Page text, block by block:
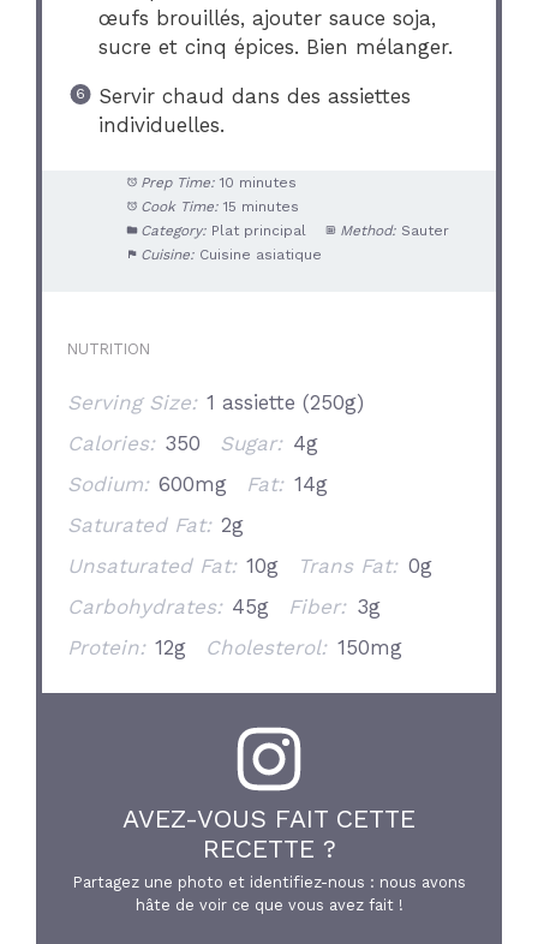
œufs brouillés, ajouter sauce soja,
sucre et cinq épices. Bien mélanger.
Servir chaud dans des assiettes
individuelles.
Prep Time: 10 minutes
Cook Time: 15 minutes
Category: Plat principal Method: Sauter
Cuisine: Cuisine asiatique
NUTRITION
Serving Size: 1 assiette (250g)
Calories: 350 Sugar: 4g
Sodium: 600mg Fat: 14g
Saturated Fat: 2g
Unsaturated Fat: 10g Trans Fat: 0g
Carbohydrates: 45g Fiber: 3g
Protein: 12g Cholesterol: 150mg
AVEZ-VOUS FAIT CETTE
RECETTE ?
Partagez une photo et identifiez-nous : nous avons
hâte de voir ce que vous avez fait !